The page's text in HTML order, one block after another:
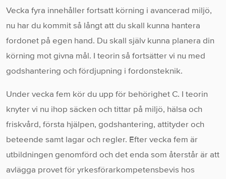
Vecka fyra innehåller fortsatt körning i avancerad miljö,
nu har du kommit så långt att du skall kunna hantera
fordonet på egen hand. Du skall själv kunna planera din
körning mot givna mål. I teorin så fortsätter vi nu med
godshantering och fördjupning i fordonsteknik.
Under vecka fem kör du upp för behörighet C. I teorin
knyter vi nu ihop säcken och tittar på miljö, hälsa och
friskvård, första hjälpen, godshantering, attityder och
beteende samt lagar och regler. Efter vecka fem är
utbildningen genomförd och det enda som återstår är att
avlägga provet för yrkesförarkompetensbevis hos